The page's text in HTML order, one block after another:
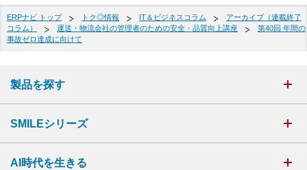
ERPナビ トップ トク◎情報 IT＆ビジネスコラム
アーカイブ（連載終了
コラム）
運送・物流会社の管理者のための安全・品質向上講座
第40回 年間の
事故ゼロ達成に向けて
製品を探す
SMILEシリーズ
AI時代を生きる